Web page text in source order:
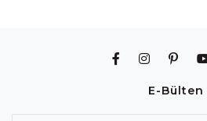
E-Bülten